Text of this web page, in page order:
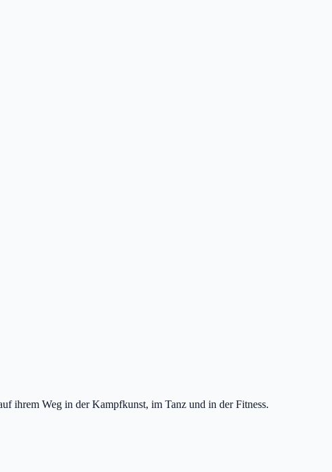
ihrem Weg in der Kampfkunst, im Tanz und in der Fitness.